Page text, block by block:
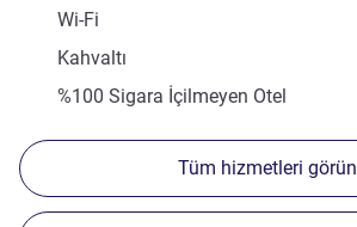
Wi-Fi
Kahvaltı
%100 Sigara İçilmeyen Otel
Tüm hizmetleri görün